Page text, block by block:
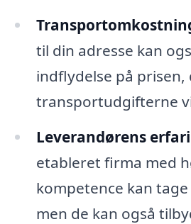
til din adresse kan
indflydelse på prisen,
transportudgifterne
Leverandørens
etableret firma med
kompetence kan
men de kan også